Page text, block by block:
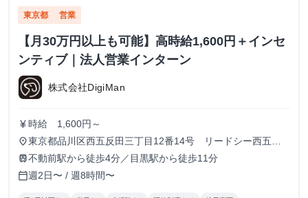
東京都 営業
【月30万円以上も可能】高時給1,600円＋インセ
ンティブ｜法人営業インターン
株式会社DigiMan
currency_yen 時給 1,600円～
place東京都品川区西五反田三丁目12番14号 リードシー西五反
田ビル7-8階（受付8階）
train不動前駅から徒歩4分／目黒駅から徒歩11分
calendar_today週2日〜 / 週8時間〜